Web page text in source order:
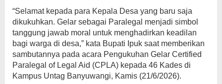
“Selamat kepada para Kepala Desa yang baru saja
dikukuhkan. Gelar sebagai Paralegal menjadi simbol
tanggung jawab moral untuk menghadirkan keadilan
bagi warga di desa,” kata Bupati Ipuk saat memberikan
sambutannya pada acara Pengukuhan Gelar Certified
Paralegal of Legal Aid (CPLA) kepada 46 Kades di
Kampus Untag Banyuwangi, Kamis (21/6/2026).